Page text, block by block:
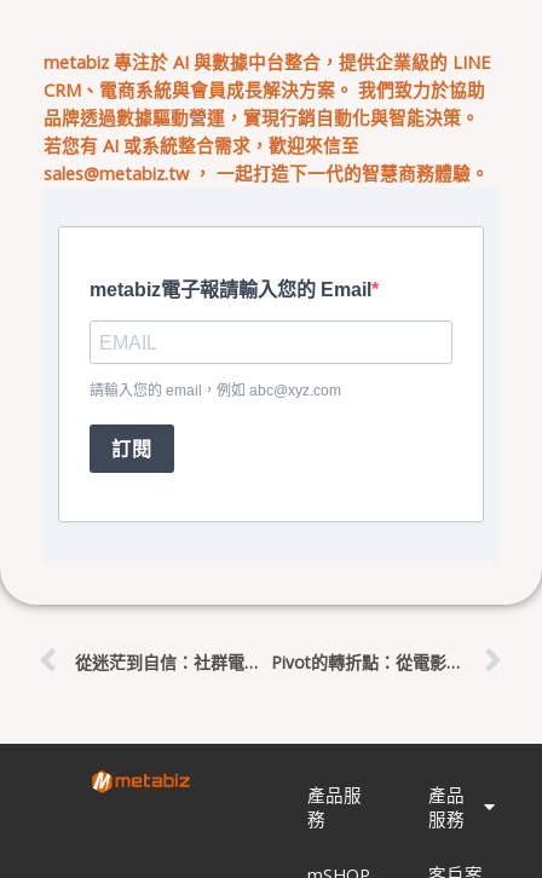
metabiz 專注於 AI 與數據中台整合，提供企業級的 LINE
CRM、電商系統與會員成長解決方案。 我們致力於協助
品牌透過數據驅動營運，實現行銷自動化與智能決策。
若您有 AI 或系統整合需求，歡迎來信至
sales@metabiz.tw， 一起打造下一代的智慧商務體驗。
metabiz電子報請輸入您的 Email
請輸入您的 email，例如 abc@xyz.com
訂閱
從迷茫到自信：社群電商的起步與電商公司業務團隊的成長 Pivot的轉折點：從電影電視科到加油站工作的覺醒
產品服
務
產品
服務